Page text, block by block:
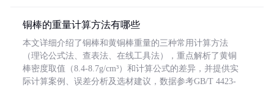
铜棒的重量计算方法有哪些
本文详细介绍了铜棒和黄铜棒重量的三种常用计算方法
（理论公式法、查表法、在线工具法），重点解析了黄铜
棒密度取值（8.4-8.7g/cm³）和计算公式的差异，并提供实
际计算案例、误差分析及选材建议，数据参考GB/T 4423-